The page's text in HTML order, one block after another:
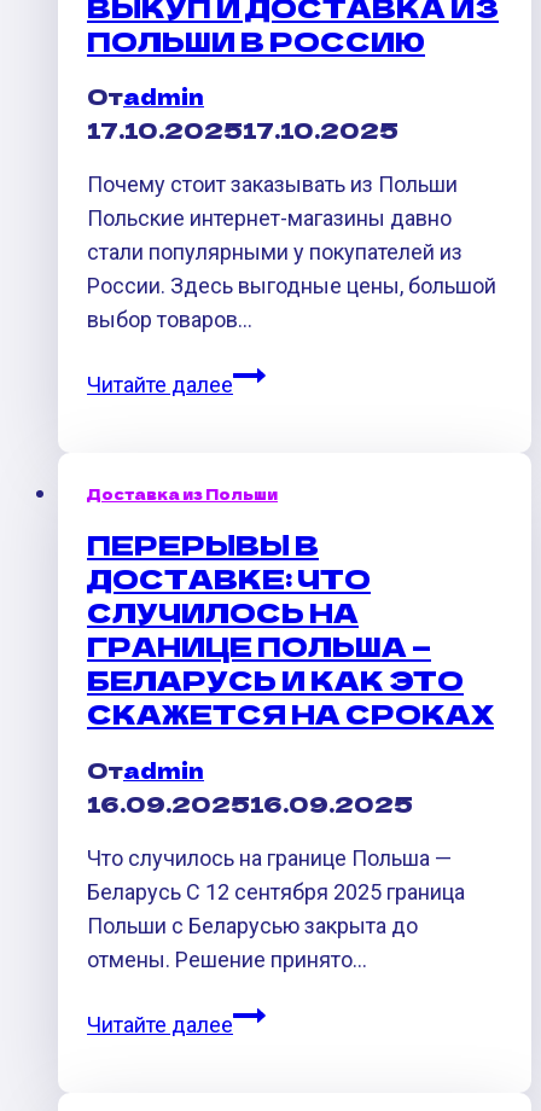
и
Беларусью:
повлияет
на
доставку
запчастей
ПОЛЬШИ В РОССИЮ
Отadmin
17.10.202517.10.2025
Почему стоит заказывать из Польши
Польские интернет-магазины давно
стали популярными у покупателей из
России. Здесь выгодные цены, большой
выбор товаров…
Читайте далееВыкуп
Польши
в
Россию
Доставка из Польши
ПЕРЕРЫВЫ В
ДОСТАВКЕ: ЧТО
СЛУЧИЛОСЬ НА
ГРАНИЦЕ ПОЛЬША —
БЕЛАРУСЬ И КАК ЭТО
СКАЖЕТСЯ НА СРОКАХ
Отadmin
16.09.202516.09.2025
Что случилось на границе Польша —
Беларусь С 12 сентября 2025 граница
Польши с Беларусью закрыта до
отмены. Решение принято…
Читайте далееПерерывы